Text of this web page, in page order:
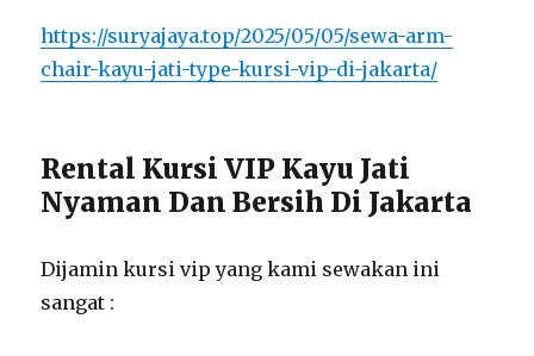
https://suryajaya.top/2025/05/05/sewa-arm-
chair-kayu-jati-type-kursi-vip-di-jakarta/
Rental Kursi VIP Kayu Jati
Nyaman Dan Bersih Di Jakarta
Dijamin kursi vip yang kami sewakan ini
sangat :